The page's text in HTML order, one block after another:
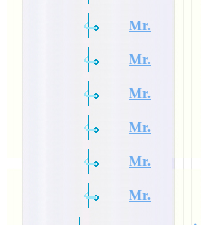
Mr.
Mr.
Mr.
Mr.
Mr.
Mr.